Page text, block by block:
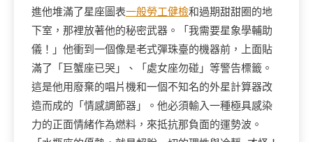
進他堆滿了星座圖表一般勞工健檢和過期甜甜圈的地
下室，那裡放著他的秘密武器。「我需要星象學輔助
儀！」他衝到一個像是老式彈珠臺的機器前，上面貼
滿了「巨蟹座已哭」、「處女座勿碰」等警告標籤。
這是他用廢棄的唱片機和一個不知名的外星計算器改
造而成的「情感調節器」。他必須輸入一種極具感染
力的正面情緒作為燃料，來抵抗那負面的運勢波。